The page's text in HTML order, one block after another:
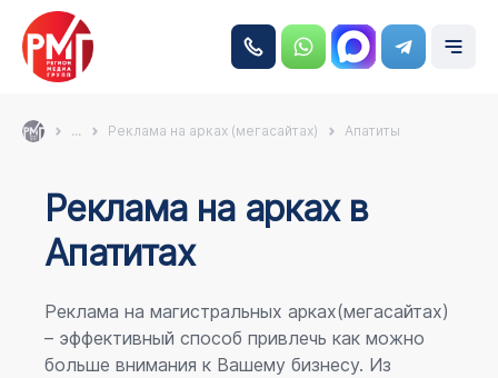
... Реклама на арках (мегасайтах) Апатиты
Реклама на аркаx в
Апатитах
Реклама на магистральных арках(мегасайтах)
– эффективный способ привлечь как можно
больше внимания к Вашему бизнесу. Из